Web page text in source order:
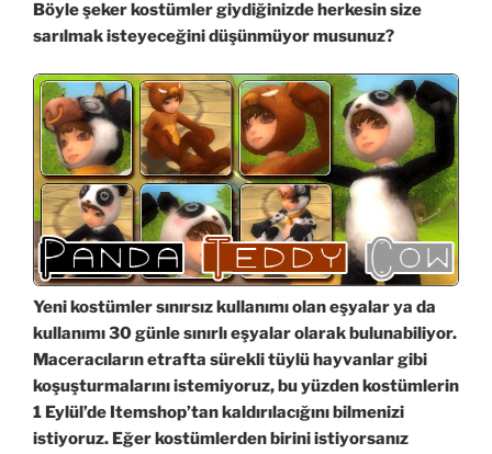
Böyle şeker kostümler giydiğinizde herkesin size
sarılmak isteyeceğini düşünmüyor musunuz?
Yeni kostümler sınırsız kullanımı olan eşyalar ya da
kullanımı 30 günle sınırlı eşyalar olarak bulunabiliyor.
Maceracıların etrafta sürekli tüylü hayvanlar gibi
koşuşturmalarını istemiyoruz,bu yüzden kostümlerin
1 Eylül’de Itemshop’tan kaldırılacığını bilmenizi
istiyoruz. Eğer kostümlerden birini istiyorsanız